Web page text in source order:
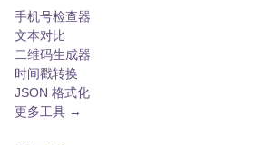
手机号检查器
文本对比
二维码生成器
时间戳转换
JSON 格式化
更多工具 →